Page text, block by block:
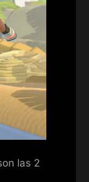
las 2